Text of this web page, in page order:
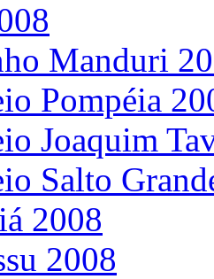
Manduri
Pompéia
Joaquim
Salto
2008
2008